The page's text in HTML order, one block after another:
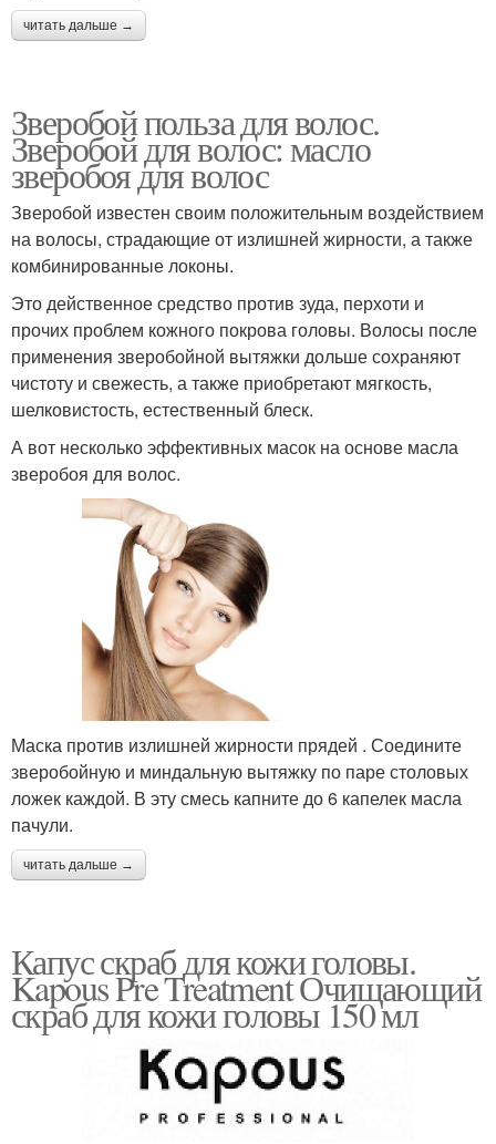
читать дальше →
Зверобой польза для волос.
Зверобой для волос: масло
зверобоя для волос
Зверобой известен своим положительным воздействием
на волосы, страдающие от излишней жирности, а также
комбинированные локоны.
Это действенное средство против зуда, перхоти и
прочих проблем кожного покрова головы. Волосы после
применения зверобойной вытяжки дольше сохраняют
чистоту и свежесть, а также приобретают мягкость,
шелковистость, естественный блеск.
А вот несколько эффективных масок на основе масла
зверобоя для волос.
Маска против излишней жирности прядей . Соедините
зверобойную и миндальную вытяжку по паре столовых
ложек каждой. В эту смесь капните до 6 капелек масла
пачули.
читать дальше →
Капус скраб для кожи головы.
Kapous Pre Treatment Очищающий
скраб для кожи головы 150 мл